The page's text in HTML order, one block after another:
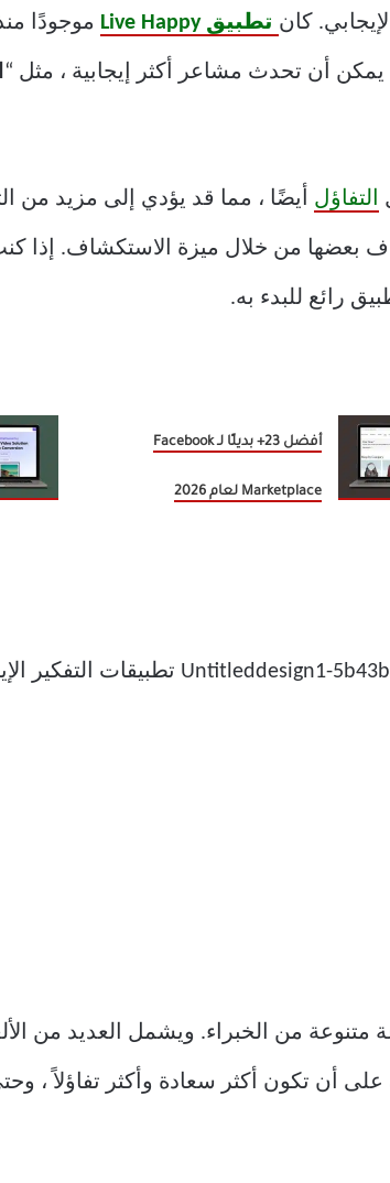
كان تطبيق Live Happy موجودًا
يمكن أن تحدث مشاعر أكثر إيجابية ، مثل “
التفاؤل أيضًا ، مما قد يؤدي إلى مزيد من
بعضها من خلال ميزة الاستكشاف. إذا
رائع للبدء به.
أفضل 23+ بديلًا لـ Facebook
Marketplace لعام 2026
من الخبراء. ويشمل العديد من
أن تكون أكثر سعادة وأكثر تفاؤلاً ،